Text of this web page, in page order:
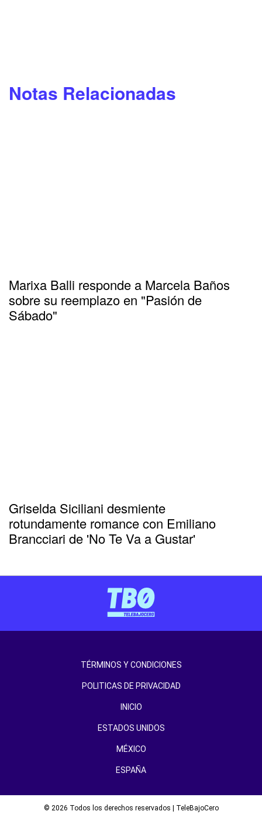
Notas Relacionadas
Marixa Balli responde a Marcela Baños
sobre su reemplazo en "Pasión de
Sábado"
Griselda Siciliani desmiente
rotundamente romance con Emiliano
Brancciari de 'No Te Va a Gustar'
TÉRMINOS Y CONDICIONES
POLITICAS DE PRIVACIDAD
INICIO
ESTADOS UNIDOS
MÉXICO
ESPAÑA
© 2026 Todos los derechos reservados | TeleBajoCero